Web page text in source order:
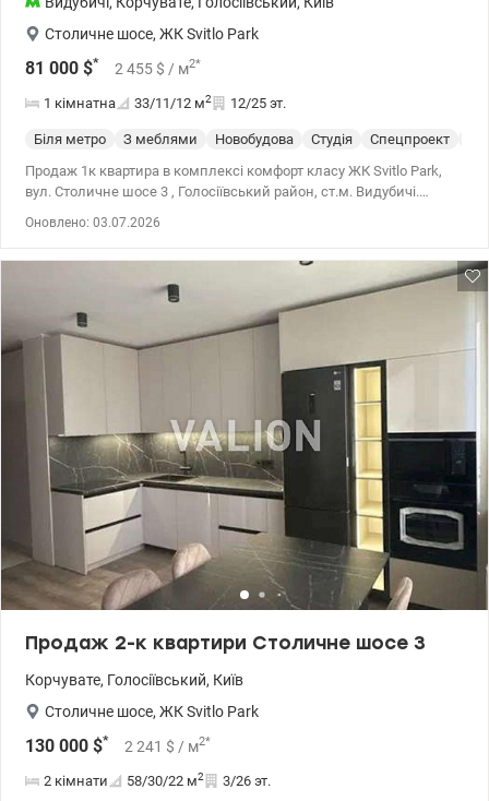
Столичне шосе, ЖК Svitlo Park
81 000 $* 2 455 $ / м2*
1 кімнатна 33/11/12 м2 12/25 эт.
Біля метро З меблями Новобудова Студія Спецпроект
Продаж 1к квартира в комплексі комфорт класу ЖК Svitlo Park,
вул. Столичне шосе 3 , ​​Голосіївський район, ст.м. Видубичі.
2.7м. Встановлено 5-ти камерний металопластиковий профіль
REHAU, 2-х камерний енергозберігаючий склопакет. Чудовий
ремонт. Натяжні стелі, кухня-студіо, є абсолютно вся вбудована
техніка, с/в з душовою стінкою , хороша сантехніка, потужний
кондиціонер, телевізор, бойлер на 80л.. З меблями. Відмінне
розташування. Метро Видубичі - 900м (10 хвилин пішки). 5
хвилин до Ботанічного саду, 8 хвилин до ТРЦ Ocean Plaza, 7
хвилин – до ТРЦ ART Mall – на авто. Після завершення
будівництва комплексу в пішій доступності будуть: - зупинка
громадського транспорту; - спортклуб із басейном; - зони
відпочинку та барбекю; - алеї з лаунж-зонами; - бігові та
велодоріжки; - кімнати для велосипедів; - спортивні та ігрові
майданчики; - супермаркет; - лікарня; - підземний та гостьовий
паркінги; - відділення банків; - салони краси та багато іншого.
044 200 10 80 valion.ua/1151514
Оновлено: 03.07.2026
Продаж 2-к квартири Столичне шосе 3
Корчувате, Голосіївський, Київ
Столичне шосе, ЖК Svitlo Park
130 000 $* 2 241 $ / м2*
2 кімнати 58/30/22 м2 3/26 эт.